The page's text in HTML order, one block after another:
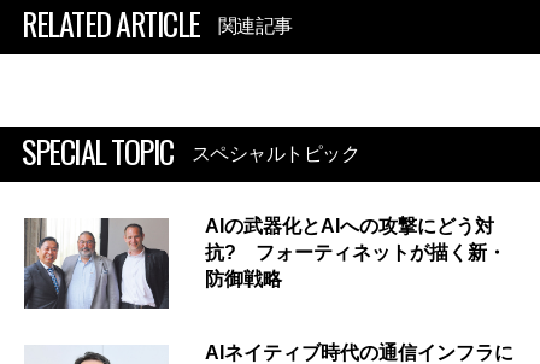
RELATED ARTICLE 関連記事
SPECIAL TOPIC スペシャルトピック
AIの武器化とAIへの攻撃にどう対
抗? フォーティネットが描く新・
防御戦略
AIネイティブ時代の通信インフラに